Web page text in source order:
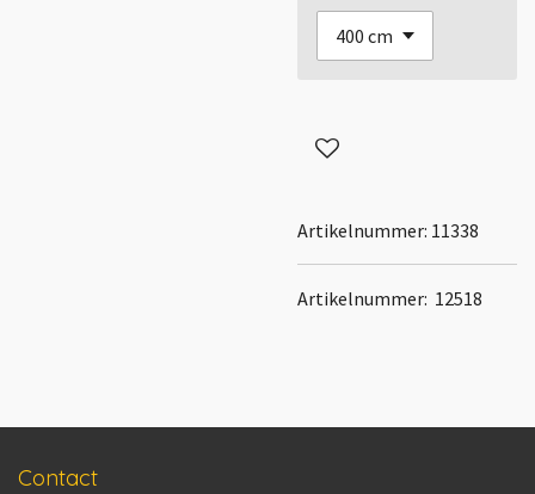
Artikelnummer: 11338
Artikelnummer: 12518
Contact